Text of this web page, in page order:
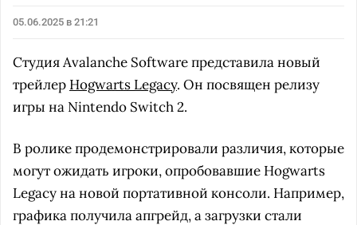
05.06.2025 в 21:21
Студия Avalanche Software представила новый
трейлер Hogwarts Legacy. Он посвящен релизу
игры на Nintendo Switch 2.
В ролике продемонстрировали различия, которые
могут ожидать игроки, опробовавшие Hogwarts
Legacy на новой портативной консоли. Например,
графика получила апгрейд, а загрузки стали